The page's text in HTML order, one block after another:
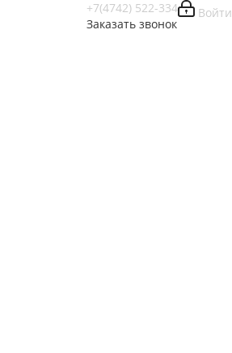
Войти
+7(4742) 522-334
Заказать звонок